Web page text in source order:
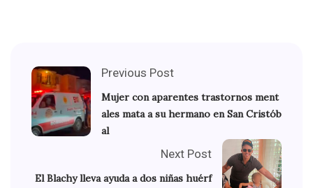
Previous Post
Mujer con aparentes trastornos ment
ales mata a su hermano en San Cristób
al
Next Post
El Blachy lleva ayuda a dos niñas huérf